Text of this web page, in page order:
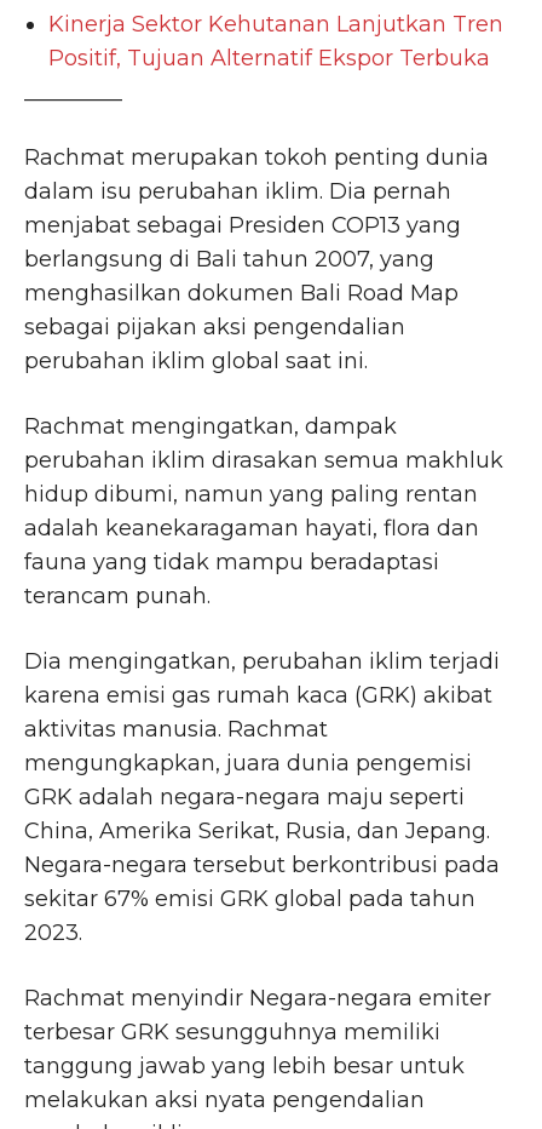
Kinerja Sektor Kehutanan Lanjutkan Tren
Positif, Tujuan Alternatif Ekspor Terbuka
Rachmat merupakan tokoh penting dunia
dalam isu perubahan iklim. Dia pernah
menjabat sebagai Presiden COP13 yang
berlangsung di Bali tahun 2007, yang
menghasilkan dokumen Bali Road Map
sebagai pijakan aksi pengendalian
perubahan iklim global saat ini.
Rachmat mengingatkan, dampak
perubahan iklim dirasakan semua makhluk
hidup dibumi, namun yang paling rentan
adalah keanekaragaman hayati, flora dan
fauna yang tidak mampu beradaptasi
terancam punah.
Dia mengingatkan, perubahan iklim terjadi
karena emisi gas rumah kaca (GRK) akibat
aktivitas manusia. Rachmat
mengungkapkan, juara dunia pengemisi
GRK adalah negara-negara maju seperti
China, Amerika Serikat, Rusia, dan Jepang.
Negara-negara tersebut berkontribusi pada
sekitar 67% emisi GRK global pada tahun
2023.
Rachmat menyindir Negara-negara emiter
terbesar GRK sesungguhnya memiliki
tanggung jawab yang lebih besar untuk
melakukan aksi nyata pengendalian